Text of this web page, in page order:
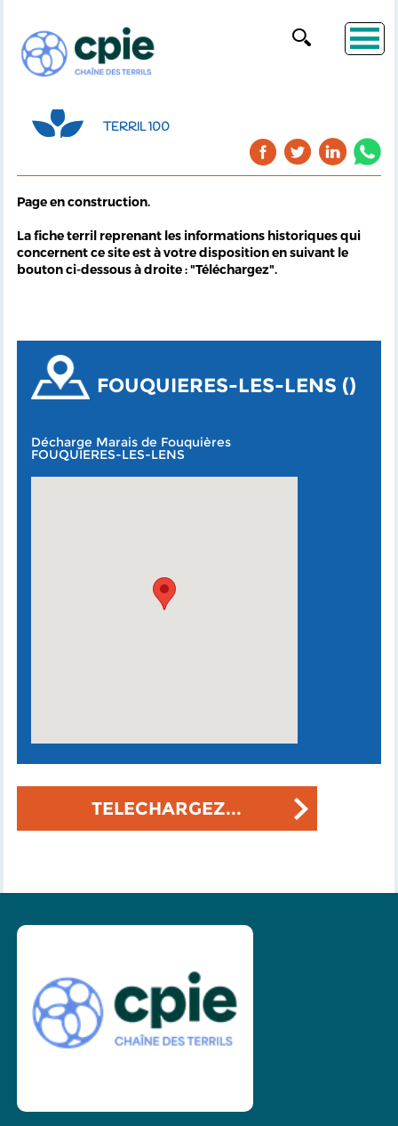
TERRIL 100
Page en construction.
La fiche terril reprenant les informations historiques qui
concernent ce site est à votre disposition en suivant le
bouton ci-dessous à droite : "Téléchargez".
FOUQUIERES-LES-LENS ()
Décharge Marais de Fouquières
FOUQUIERES-LES-LENS
TELECHARGEZ...